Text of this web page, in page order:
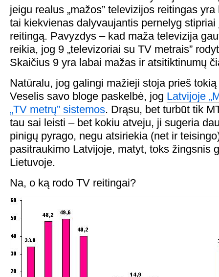
jeigu realus „mažos” televizijos reitingas
tai kiekvienas dalyvaujantis pernelyg stipriai
reitingą. Pavyzdys – kad maža televizija
reikia, jog 9 „televizoriai su TV metrais”
Skaičius 9 yra labai mažas ir atsitiktinumų
Natūralu, jog galingi mažieji stoja prieš tokią
Veselis savo bloge paskelbė, jog Latvijoje
„TV metrų” sistemos. Drąsu, bet turbūt tik
tau sai leisti – bet kokiu atveju, ji sugeria
pinigų pyrago, negu atsiriekia (net ir
pasitraukimo Latvijoje, matyt, toks žingsnis
Lietuvoje.
Na, o ką rodo TV reitingai?